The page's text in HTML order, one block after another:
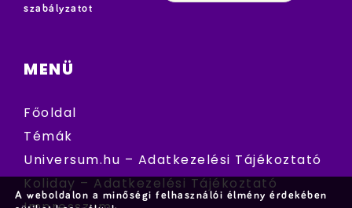
szabályzatot
MENÜ
Főoldal
Témák
Universum.hu – Adatkezelési Tájékoztató
Koliday – Adatkezelési Tájékoztató
A weboldalon a minőségi felhasználói élmény érdekében